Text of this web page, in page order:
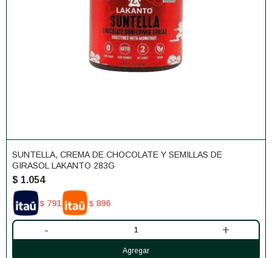
SUNTELLA, CREMA DE CHOCOLATE Y SEMILLAS DE
GIRASOL LAKANTO 283G
$ 1.054
$ 791 $ 896
- +